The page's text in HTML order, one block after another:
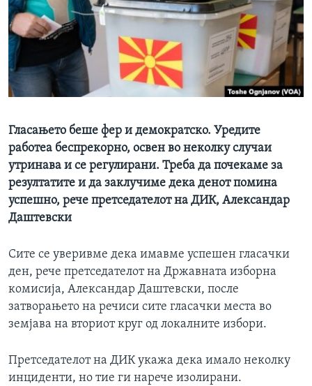
ИНТЕРВЈУА
Јазици
Гласањето беше фер и демократско. Уредите
работеа беспрекорно, освен во неколку случаи
утринава и се регулирани. Треба да почекаме за
резултатите и да заклучиме дека денот помина
успешно, рече претседателот на ДИК, Александар
Даштевски
Сите се уверивме дека имавме успешен гласачки
ден, рече претседателот на Државната изборна
комисија, Александар Даштевски, после
затворањето на речиси сите гласачки места во
земјава на вториот круг од локалните избори.
Претседателот на ДИК укажа дека имало неколку
инциденти, но тие ги нарече изолирани.